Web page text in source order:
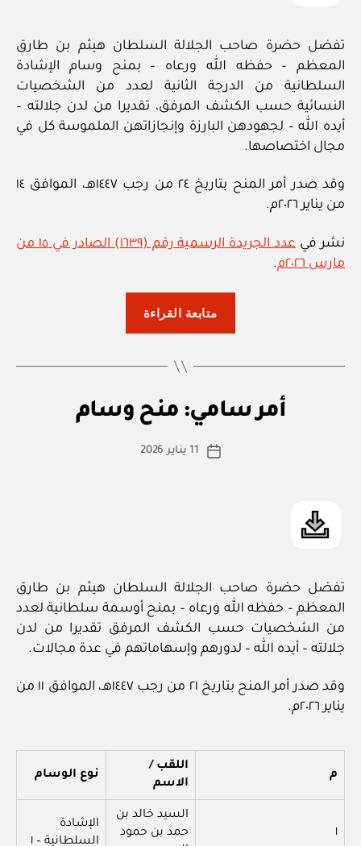
تفضل حضرة صاحب الجلالة السلطان هيثم بن طارق
المعظم – حفظه الله ورعاه – بمنح وسام الإشادة
السلطانية من الدرجة الثانية لعدد من الشخصيات
النسائية حسب الكشف المرفق، تقديرا من لدن جلالته –
أيده الله – لجهودهن البارزة وإنجازاتهن الملموسة كل في
مجال اختصاصها.
وقد صدر أمر المنح بتاريخ ٢٤ من رجب ١٤٤٧هـ، الموافق ١٤
من يناير ٢٠٢٦م.
نشر في
عدد الجريدة الرسمية رقم (١٦٣٩) الصادر في ١٥ من
مارس ٢٠٢٦م
.
متابعة القراءة
وسام”
أمر سامي: منح وسام
كاتب
س
ة
تاريخ
11 يناير 2026
تفضل حضرة صاحب الجلالة السلطان هيثم بن طارق
المعظم – حفظه الله ورعاه – بمنح أوسمة سلطانية لعدد
من الشخصيات حسب الكشف المرفق تقديرا من لدن
جلالته – أيده الله – لدورهم وإسهاماتهم في عدة مجالات.
وقد صدر أمر المنح بتاريخ ٢١ من رجب ١٤٤٧هـ، الموافق ١١ من
يناير ٢٠٢٦م.
م
اللقب /
الاسم
نوع الوسام
١
السيد خالد بن
حمد بن حمود
الإشادة
السلطانية – ١